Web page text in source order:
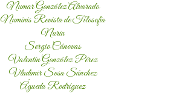
Numar González Alvarado
Numinis Revista de Filosofía
Nuria
Sergio Cánovas
Valentín González Pérez
Vladimir Sosa Sánchez
Águeda Rodríguez